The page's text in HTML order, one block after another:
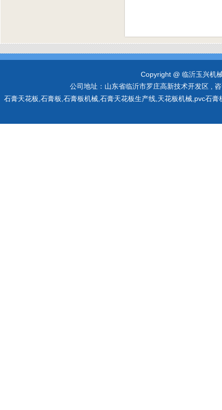
Copyright @ 临沂玉兴机
公司地址：山东省临沂市罗庄高新技术开发区 ,
石膏天花板,石膏板,石膏板机械,石膏天花板生产线,天花板机械,pvc石